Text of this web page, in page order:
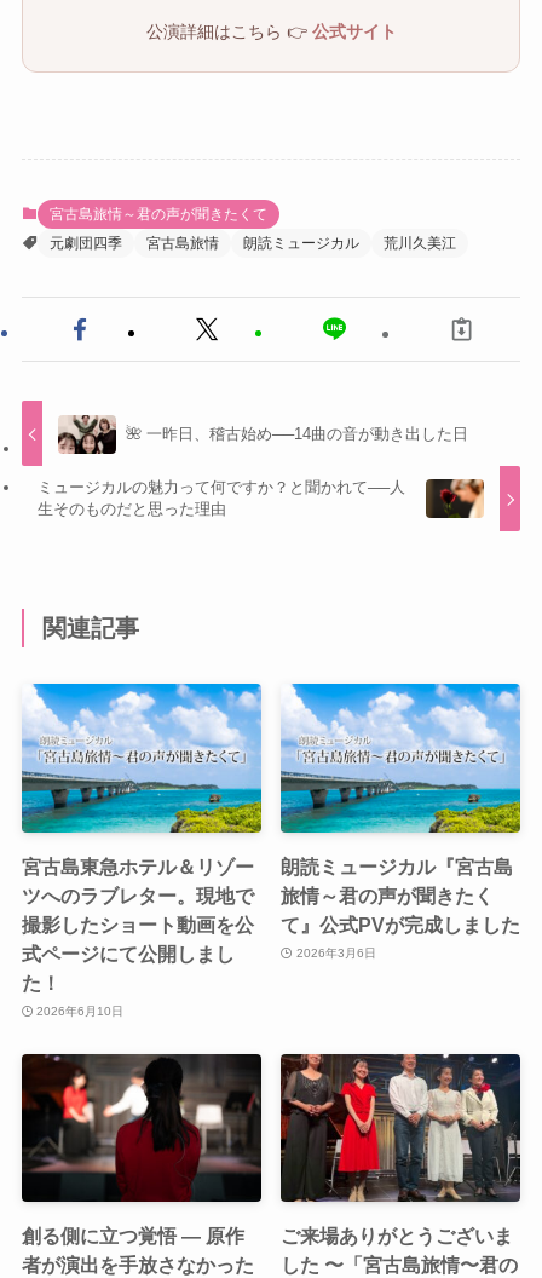
公演詳細はこちら 👉 公式サイト
宮古島旅情～君の声が聞きたくて
元劇団四季
宮古島旅情 朗読ミュージカル 荒川久美江
🌺 一昨日、稽古始め──14曲の音が動き出した日
ミュージカルの魅力って何ですか？と聞かれて──人
生そのものだと思った理由
関連記事
宮古島東急ホテル＆リゾー
ツへのラブレター。現地で
撮影したショート動画を公
式ページにて公開しまし
た！
2026年6月10日
朗読ミュージカル『宮古島
旅情～君の声が聞きたく
て』公式PVが完成しました
2026年3月6日
創る側に立つ覚悟 ― 原作
者が演出を手放さなかった
ご来場ありがとうございま
した 〜「宮古島旅情〜君の